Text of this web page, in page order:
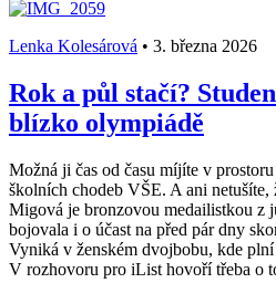
Lenka Kolesárová • 3. března 2026
Rok a půl stačí?
blízko olympiádě
Možná ji čas od času míjíte v
školních chodeb VŠE. A ani
Migová je bronzovou medailistkou z
bojovala i o účast na před pár dny
Vyniká v ženském dvojbobu, kde
V rozhovoru pro iList hovoří třeba o